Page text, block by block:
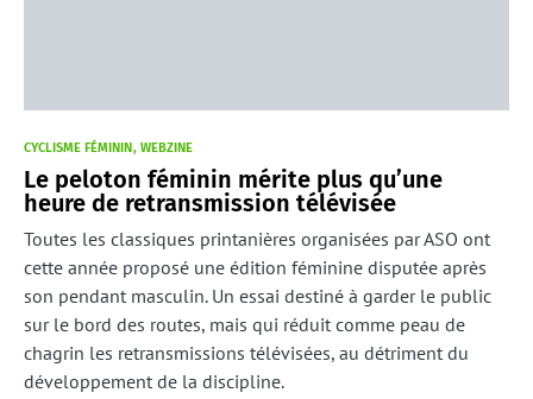
CYCLISME FÉMININ WEBZINE
Le peloton féminin mérite plus qu’une
heure de retransmission télévisée
Toutes les classiques printanières organisées par ASO ont
cette année proposé une édition féminine disputée après
son pendant masculin. Un essai destiné à garder le public
sur le bord des routes, mais qui réduit comme peau de
chagrin les retransmissions télévisées, au détriment du
développement de la discipline.